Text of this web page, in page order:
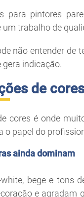
para pintores
um trabalho de
não entender de
gera indicação.
de
cores é onde
o papel do
ainda dominam
bege e tons
e agradam